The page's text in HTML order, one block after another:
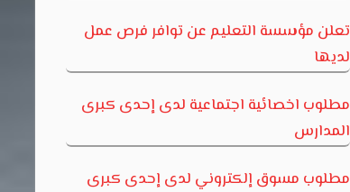
تعلن مؤسسة التعليم عن توافر فرص عمل
لديها
مطلوب اخصائية اجتماعية لدى إحدى كبرى
المدارس
مطلوب مسوق إلكتروني لدى إحدى كبرى